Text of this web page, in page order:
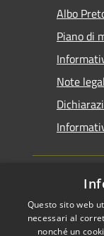
Albo
Piano di
Note
RSS
Questo sito web
necessari al
nonché un